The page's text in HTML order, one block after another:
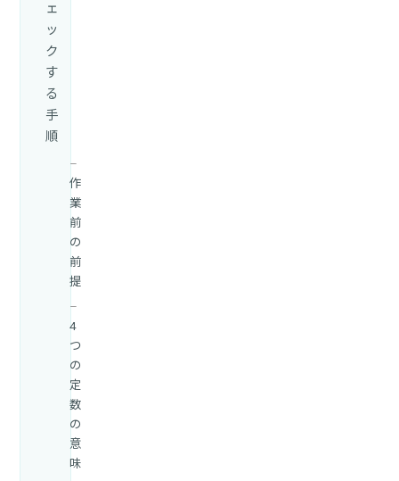
ェ
ッ
ク
す
る
手
順
作
業
前
の
前
提
4
つ
の
定
数
の
意
味